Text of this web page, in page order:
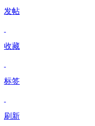
发帖
收藏
标签
刷新